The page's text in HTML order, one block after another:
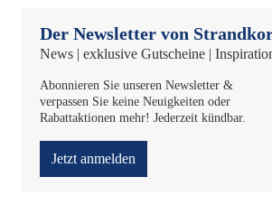
Der Newsletter von
News | exklusive Gutscheine |
Abonnieren Sie unseren Newsletter &
verpassen Sie keine Neuigkeiten oder
Rabattaktionen mehr! Jederzeit kündbar.
Jetzt anmelden